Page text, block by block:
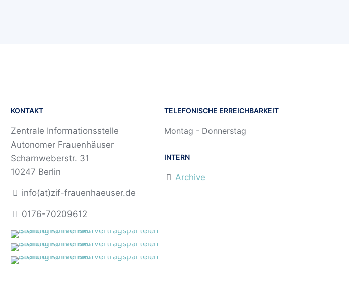
KONTAKT
Zentrale Informationsstelle
Autonomer Frauenhäuser
Scharnweberstr. 31
10247 Berlin
info(at)zif-frauenhaeuser.de
0176-70209612
TELEFONISCHE ERREICHBARKEIT
Montag - Donnerstag
INTERN
Archive